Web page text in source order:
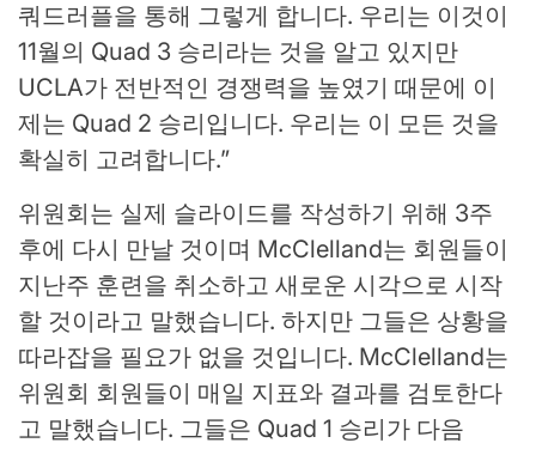
쿼드러플을 통해 그렇게 합니다. 우리는 이것이
11월의 Quad 3 승리라는 것을 알고 있지만
UCLA가 전반적인 경쟁력을 높였기 때문에 이
제는 Quad 2 승리입니다. 우리는 이 모든 것을
확실히 고려합니다.”
위원회는 실제 슬라이드를 작성하기 위해 3주
후에 다시 만날 것이며 McClelland는 회원들이
지난주 훈련을 취소하고 새로운 시각으로 시작
할 것이라고 말했습니다. 하지만 그들은 상황을
따라잡을 필요가 없을 것입니다. McClelland는
위원회 회원들이 매일 지표와 결과를 검토한다
고 말했습니다. 그들은 Quad 1 승리가 다음